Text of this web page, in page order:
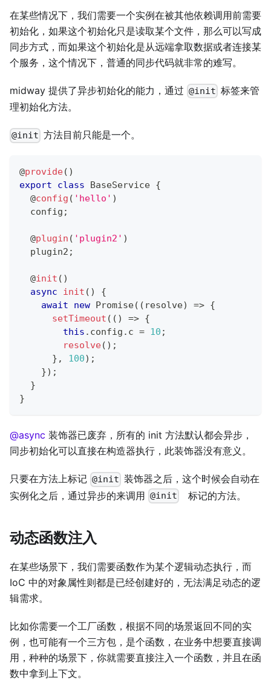
在某些情况下，我们需要一个实例在被其他依赖调用前需要
初始化，如果这个初始化只是读取某个文件，那么可以写成
同步方式，而如果这个初始化是从远端拿取数据或者连接某
个服务，这个情况下，普通的同步代码就非常的难写。
midway 提供了异步初始化的能力，通过 @init 标签来管
理初始化方法。
@init 方法目前只能是一个。
@provide( )
export
class BaseService {
@config ( 'hello' )
  config
;
@plugin ( 'plugin2' )
  plugin2
;
@init ( )
async
init ( )
{
await
new Promise( ( resolve) => {
setTimeout ( ( ) => {
this . config . c = 10 ;
resolve( ) ;
} , 100) ;
}) ;
}
}
@async 装饰器已废弃，所有的 init 方法默认都会异步，
同步初始化可以直接在构造器执行，此装饰器没有意义。
只要在方法上标记 @init 装饰器之后，这个时候会自动在
实例化之后，通过异步的来调用 @init 标记的方法。
动态函数注入
在某些场景下，我们需要函数作为某个逻辑动态执行，而
IoC 中的对象属性则都是已经创建好的，无法满足动态的逻
辑需求。
比如你需要一个工厂函数，根据不同的场景返回不同的实
例，也可能有一个三方包，是个函数，在业务中想要直接调
用，种种的场景下，你就需要直接注入一个函数，并且在函
数中拿到上下文。